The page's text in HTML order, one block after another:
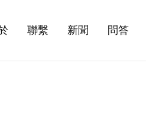
聯繫 新聞 問答